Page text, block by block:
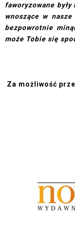
faworyzowane
wnoszące w
bezpowrotnie
może Tobie się
Za możliwość